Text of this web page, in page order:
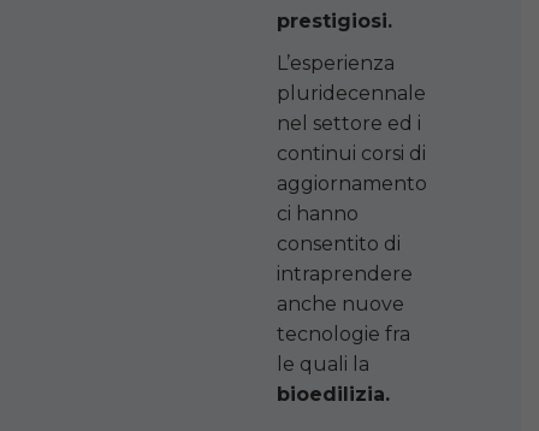
prestigiosi.
L’esperienza
pluridecennale
nel settore ed i
continui corsi di
aggiornamento
ci hanno
consentito di
intraprendere
anche nuove
tecnologie fra
le quali la
bioedilizia.